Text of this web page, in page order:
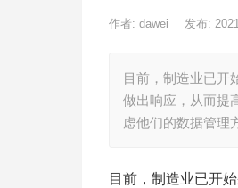
作者: dawei 发布:
目前，制造业已开
做出响应，从而提
虑他们的数据管理
目前，制造业已开